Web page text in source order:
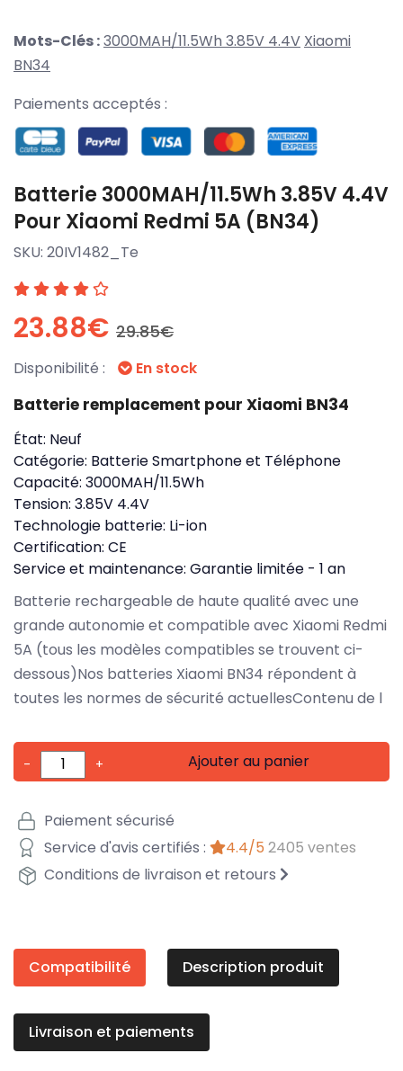
Mots-Clés :3000MAH/11.5Wh 3.85V 4.4V Xiaomi
BN34
Paiements acceptés :
Batterie 3000MAH/11.5Wh 3.85V 4.4V
Pour Xiaomi Redmi 5A (BN34)
SKU: 20IV1482_Te
23.88€ 29.85€
Disponibilité : En stock
Batterie remplacement pour Xiaomi BN34
État: Neuf
Catégorie: Batterie Smartphone et Téléphone
Capacité: 3000MAH/11.5Wh
Tension: 3.85V 4.4V
Technologie batterie: Li-ion
Certification: CE
Service et maintenance: Garantie limitée - 1 an
Batterie rechargeable de haute qualité avec une
grande autonomie et compatible avec Xiaomi Redmi
5A (tous les modèles compatibles se trouvent ci-
dessous)Nos batteries Xiaomi BN34 répondent à
toutes les normes de sécurité actuellesContenu de l
- + Ajouter au panier
Paiement sécurisé
Service d'avis certifiés :
4.4/5 2405 ventes
Conditions de livraison et retours
Compatibilité Description produit
Livraison et paiements